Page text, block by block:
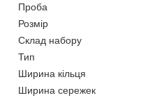
Проба
Розмір
Склад набору
Тип
Ширина кільця
Ширина сережек